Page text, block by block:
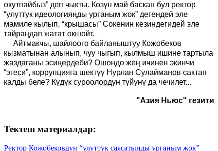
окутпайбыз” деп чыкты. Көзүн май баскан бул ректор
“улуттук идеологияңды урганым жок” дегендей эле
мамиле кылып, “крышасы” Сокенин кезиндегидей эле
тайраңдап жатат окшойт.
Айтмакчы, шайлоого байланыштуу Кожобеков
кызматынан алынып, чуу чыгып, кылмыш ишине тартыла
жаздаганы эсиңердеби? Ошондо жең ичинен экинчи
“эгеси”, коррупцияга шектүү Нурлан Сулайманов сактап
калды беле? Күдүк суроолордун түйүнү да чечилет...
"Азия Ньюс" гезити
Тектеш материалдар:
Ректор Кожобековдун “улуттук саясатыңды урганым жок”